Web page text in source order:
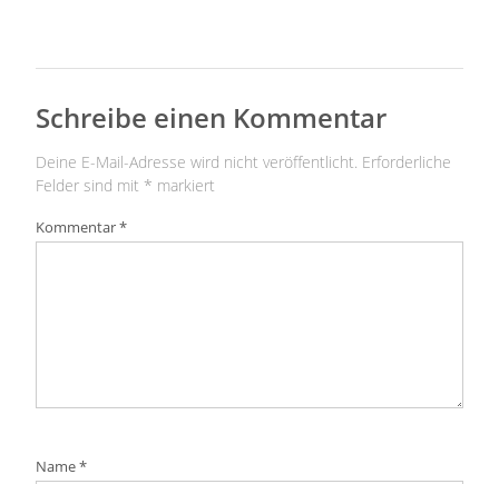
Schreibe einen Kommentar
Deine E-Mail-Adresse wird nicht veröffentlicht. Erforderliche
Felder sind mit * markiert
Kommentar*
Name*